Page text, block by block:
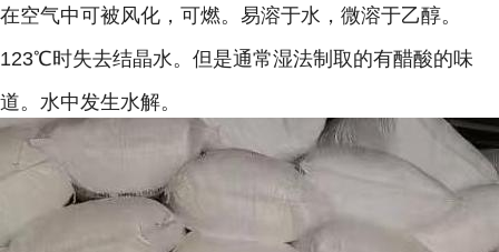
在空气中可被风化，可燃。易溶于水，微溶于乙醇。
123℃时失去结晶水。但是通常湿法制取的有醋酸的味
道。水中发生水解。